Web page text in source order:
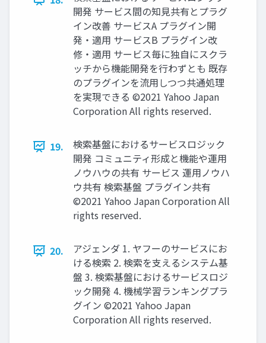
開発 サービス間の知見共有とプラグ
イン改善 サービスA プラグイン開
発・適用 サービスB プラグイン改
修・適用 サービス毎に独自にスクラ
ッチから機能開発を行わずとも 既存
のプラグインを流用しつつ共通処理
を実現できる ©2021 Yahoo Japan
Corporation All rights reserved.
19.
検索基盤におけるサービスロジック
開発 コミュニティ形成と機能や運用
ノウハウの共有 サービス 運用ノウハ
ウ共有 検索基盤 プラグイン共有
©2021 Yahoo Japan Corporation All
rights reserved.
20.
アジェンダ 1. ヤフーのサービスにお
ける検索 2. 検索を支えるシステム基
盤 3. 検索基盤におけるサービスロジ
ック開発 4. 機械学習ランキングプラ
グイン ©2021 Yahoo Japan
Corporation All rights reserved.